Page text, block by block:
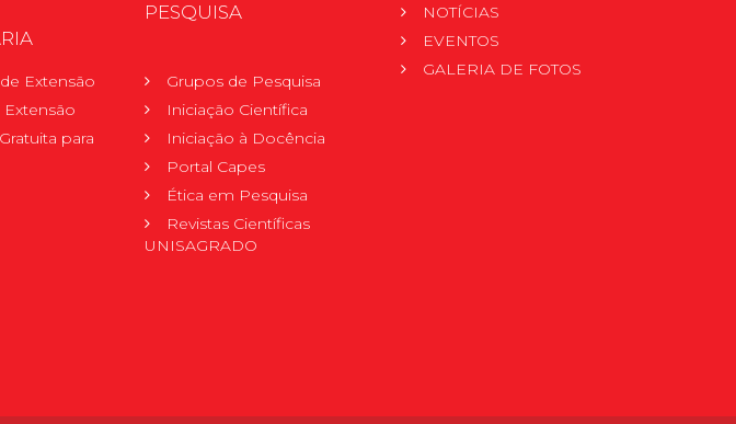
Extensão
para
PESQUISA
Grupos de Pesquisa
Iniciação Científica
Iniciação à Docência
Portal Capes
Ética em Pesquisa
Revistas Científicas
UNISAGRADO
NOTÍCIAS
EVENTOS
GALERIA DE FOTOS